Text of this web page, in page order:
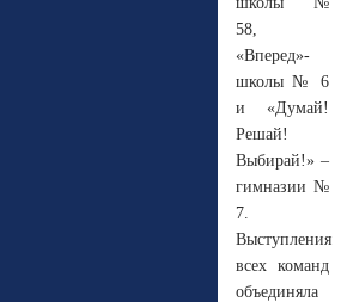
58,
«Вперед»-
школы № 6
и «Думай!
Решай!
Выбирай!» –
гимназии №
7.
Выступления
всех команд
объединяла